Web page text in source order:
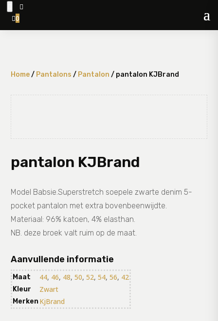

0
Home/ Pantalons / Pantalon / pantalon KJBrand
pantalon KJBrand
Model Babsie.Superstretch soepele zwarte denim 5-
pocket pantalon met extra bovenbeenwijdte.
Materiaal: 96% katoen, 4% elasthan.
NB. deze broek valt ruim op de maat.
Aanvullende informatie
Maat 44, 46, 48,50,52,54,56, 42
Kleur Zwart
MerkenKjBrand